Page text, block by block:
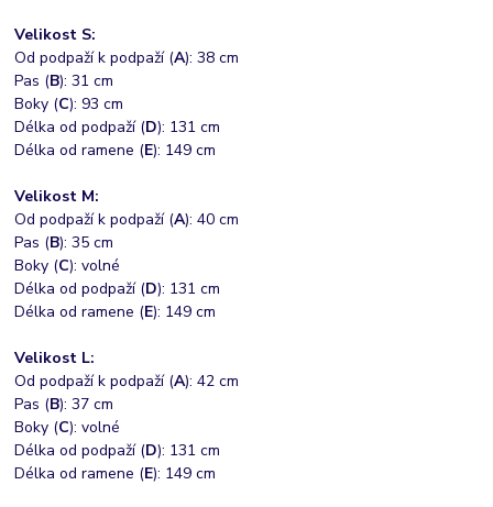
Velikost S:
Od podpaží k podpaží (A): 38 cm
Pas (B): 31 cm
Boky (C): 93 cm
Délka od podpaží (D): 131 cm
Délka od ramene (E): 149 cm
Velikost M:
Od podpaží k podpaží (A): 40 cm
Pas (B): 35 cm
Boky (C): volné
Délka od podpaží (D): 131 cm
Délka od ramene (E): 149 cm
Velikost L:
Od podpaží k podpaží (A): 42 cm
Pas (B): 37 cm
Boky (C): volné
Délka od podpaží (D): 131 cm
Délka od ramene (E): 149 cm